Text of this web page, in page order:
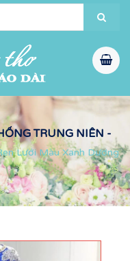
TRUNG NIÊN -
Lưới Màu Xanh Dương